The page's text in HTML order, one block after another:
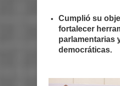
Cumplió su
fortalecer
parlamentarias
democráticas.